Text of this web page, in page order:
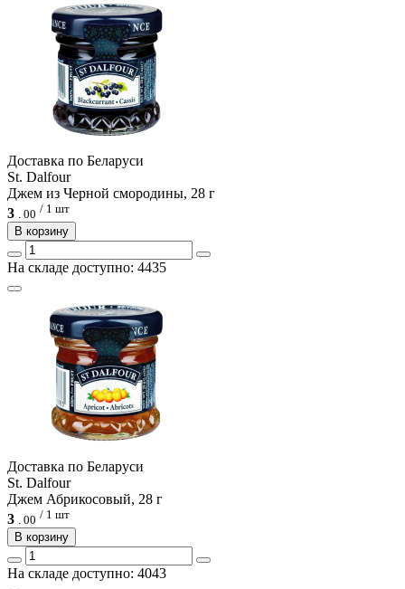
Доcтавка по Беларуси
St. Dalfour
Джем из Черной смородины, 28 г
3 . 00 / 1 шт
В корзину
На складе доступно: 4435
Доcтавка по Беларуси
St. Dalfour
Джем Абрикосовый, 28 г
3 . 00 / 1 шт
В корзину
На складе доступно: 4043